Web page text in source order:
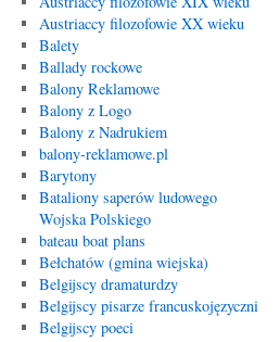
Austriaccy filozofowie XX wieku
Balety
Ballady rockowe
Balony Reklamowe
Balony z Logo
Balony z Nadrukiem
balony-reklamowe.pl
Barytony
Bataliony saperów ludowego
Wojska Polskiego
bateau boat plans
Bełchatów (gmina wiejska)
Belgijscy dramaturdzy
Belgijscy pisarze francuskojęzyczni
Belgijscy poeci